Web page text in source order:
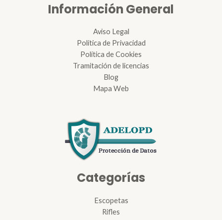
Información General
Aviso Legal
Política de Privacidad
Política de Cookies
Tramitación de licencias
Blog
Mapa Web
Categorías
Escopetas
Rifles